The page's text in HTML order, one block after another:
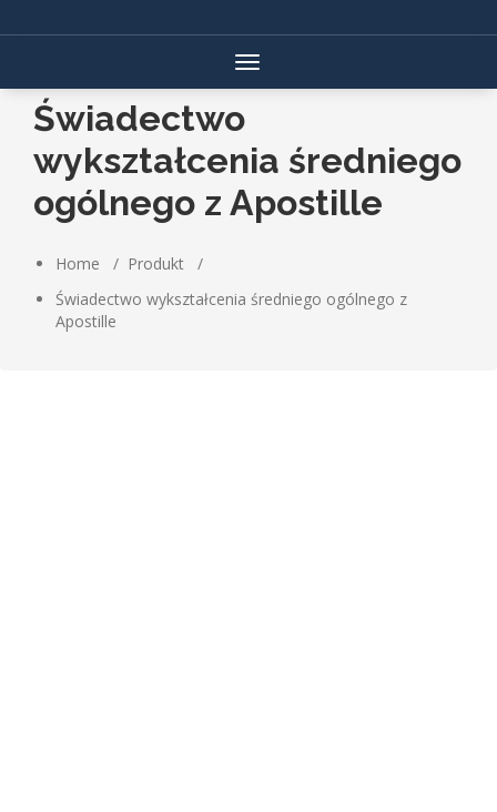
to
Toggle
navigation
Świadectwo
wykształcenia średniego
ogólnego z Apostille
Home / Produkt /
Świadectwo wykształcenia średniego ogólnego z
Apostille